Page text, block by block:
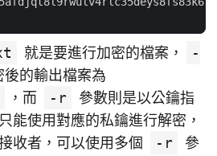
就是要進行加密的檔案，
-
的輸出檔案為
，而 -r
參數則是以公鑰指
能使用對應的私鑰進行解密，
收者，可以使用多個
-r
參